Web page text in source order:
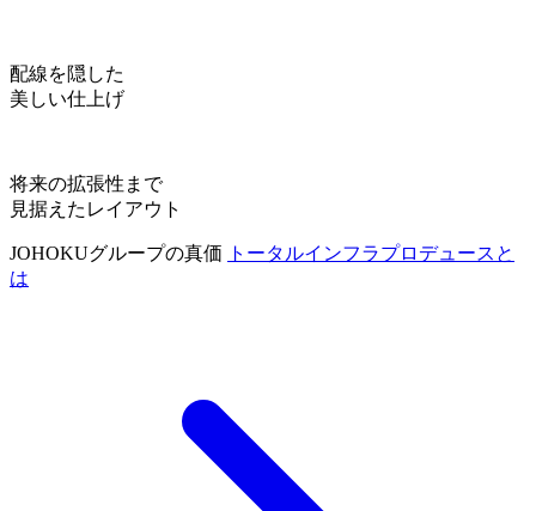
配線を隠した
美しい仕上げ
将来の拡張性まで
見据えたレイアウト
JOHOKUグループの真価
トータルインフラプロデュースと
は